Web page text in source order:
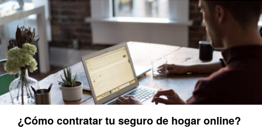
¿Cómo contratar tu seguro de hogar online?